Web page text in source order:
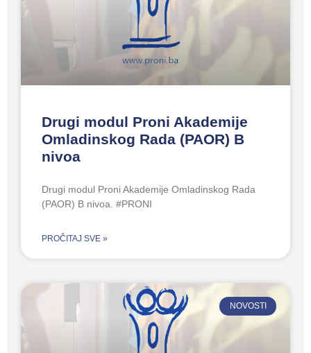
Drugi modul Proni Akademije
Omladinskog Rada (PAOR) B
nivoa
Drugi modul Proni Akademije Omladinskog Rada
(PAOR) B nivoa. #PRONI
PROČITAJ SVE »
NOVOSTI